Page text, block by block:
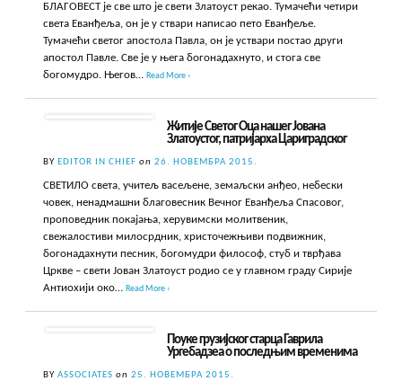
БЛАГОВЕСТ је све што је свети Златоуст рекао. Тумачећи четири
света Еванђеља, он је у ствари написао пето Еванђеље.
Тумачећи светог апостола Павла, он је уствари постао други
апостол Павле. Све је у њега богонадахнуто, и стога све
богомудро. Његов…Read More ›
Житије Светог Оца нашег Јована
Златоустог, патријарха Цариградског
BYEDITOR IN CHIEF on 26. НОВЕМБРА 2015.
СВЕТИЛО света, учитељ васељене, земаљски анђео, небески
човек, ненадмашни благовесник Вечног Еванђеља Спасовог,
проповедник покајања, херувимски молитвеник,
свежалостиви милосрдник, христочежњиви подвижник,
богонадахнути песник, богомудри философ, стуб и тврђава
Цркве – свети Јован Златоуст родио се у главном граду Сирије
Антиохији око…Read More ›
Поуке грузијског старца Гаврила
Ургебадзеа о последњим временима
BYASSOCIATES on 25. НОВЕМБРА 2015.